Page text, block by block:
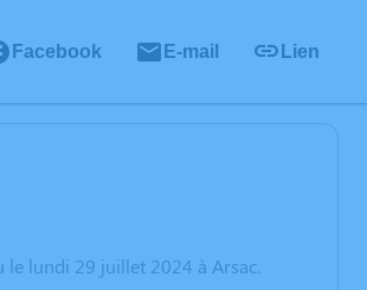
Facebook E-mail Lien
le lundi 29 juillet 2024 à Arsac.